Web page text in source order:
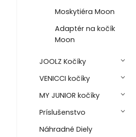
Moskytiéra Moon
Adaptér na kočík
Moon
JOOLZ Kočíky
VENICCI kočíky
MY JUNIOR kočíky
Príslušenstvo
Náhradné Diely